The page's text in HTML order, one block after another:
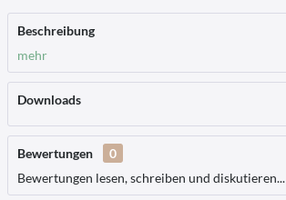
Beschreibung
mehr
Downloads
Bewertungen
0
Bewertungen lesen, schreiben und diskutieren...